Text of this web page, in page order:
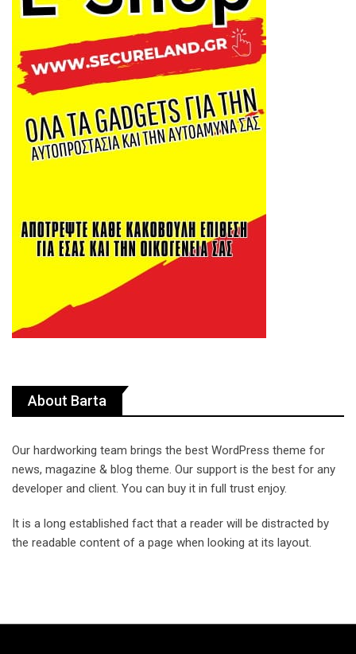
About Barta
Our hardworking team brings the best WordPress theme for
news, magazine & blog theme. Our support is the best for any
developer and client. You can buy it in full trust enjoy.
It is a long established fact that a reader will be distracted by
the readable content of a page when looking at its layout.